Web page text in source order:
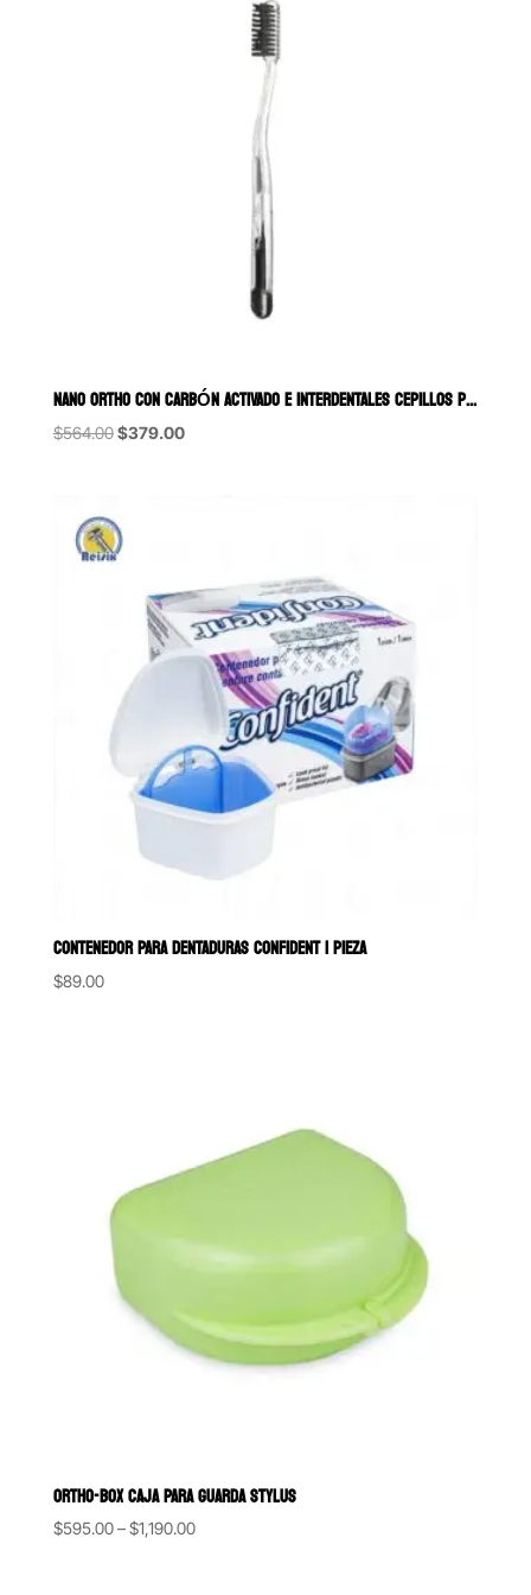
NANO ORTHO CON CARBÓN ACTIVADO E INTERDENTALES CEPILLOS PARA
$564.00Original
$379.00Current
CONTENEDOR PARA DENTADURAS CONFIDENT 1 PIEZA
$89.00
ORTHO-BOX CAJA PARA GUARDA STYLUS
$595.00–$1,190.00Price